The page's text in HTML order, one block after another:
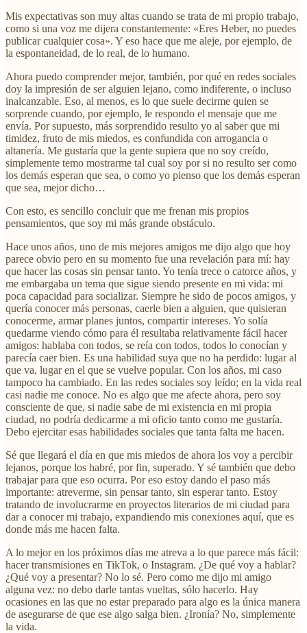
Mis expectativas son muy altas cuando se trata de mi propio trabajo,
como si una voz me dijera constantemente: «Eres Heber, no puedes
publicar cualquier cosa». Y eso hace que me aleje, por ejemplo, de
la espontaneidad, de lo real, de lo humano.
Ahora puedo comprender mejor, también, por qué en redes sociales
doy la impresión de ser alguien lejano, como indiferente, o incluso
inalcanzable. Eso, al menos, es lo que suele decirme quien se
sorprende cuando, por ejemplo, le respondo el mensaje que me
envía. Por supuesto, más sorprendido resulto yo al saber que mi
timidez, fruto de mis miedos, es confundida con arrogancia o
altanería. Me gustaría que la gente supiera que no soy creído,
simplemente temo mostrarme tal cual soy por si no resulto ser como
los demás esperan que sea, o como yo pienso que los demás esperan
que sea, mejor dicho…
Con esto, es sencillo concluir que me frenan mis propios
pensamientos, que soy mi más grande obstáculo.
Hace unos años, uno de mis mejores amigos me dijo algo que hoy
parece obvio pero en su momento fue una revelación para mí: hay
que hacer las cosas sin pensar tanto. Yo tenía trece o catorce años, y
me embargaba un tema que sigue siendo presente en mi vida: mi
poca capacidad para socializar. Siempre he sido de pocos amigos, y
quería conocer más personas, caerle bien a alguien, que quisieran
conocerme, armar planes juntos, compartir intereses. Yo solía
quedarme viendo cómo para él resultaba relativamente fácil hacer
amigos: hablaba con todos, se reía con todos, todos lo conocían y
parecía caer bien. Es una habilidad suya que no ha perdido: lugar al
que va, lugar en el que se vuelve popular. Con los años, mi caso
tampoco ha cambiado. En las redes sociales soy leído; en la vida real
casi nadie me conoce. No es algo que me afecte ahora, pero soy
consciente de que, si nadie sabe de mi existencia en mi propia
ciudad, no podría dedicarme a mi oficio tanto como me gustaría.
Debo ejercitar esas habilidades sociales que tanta falta me hacen.
Sé que llegará el día en que mis miedos de ahora los voy a percibir
lejanos, porque los habré, por fin, superado. Y sé también que debo
trabajar para que eso ocurra. Por eso estoy dando el paso más
importante: atreverme, sin pensar tanto, sin esperar tanto. Estoy
tratando de involucrarme en proyectos literarios de mi ciudad para
dar a conocer mi trabajo, expandiendo mis conexiones aquí, que es
donde más me hacen falta.
A lo mejor en los próximos días me atreva a lo que parece más fácil:
hacer transmisiones en TikTok, o Instagram. ¿De qué voy a hablar?
¿Qué voy a presentar? No lo sé. Pero como me dijo mi amigo
alguna vez: no debo darle tantas vueltas, sólo hacerlo. Hay
ocasiones en las que no estar preparado para algo es la única manera
de asegurarse de que ese algo salga bien. ¿Ironía? No, simplemente
la vida.